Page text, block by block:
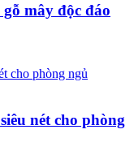
mây độc đáo
nét cho phòng